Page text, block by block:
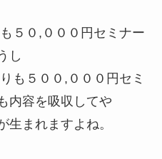
５０,０００円セミナー
し
も５００,０００円セミ
内容を吸収してや
生まれますよね。